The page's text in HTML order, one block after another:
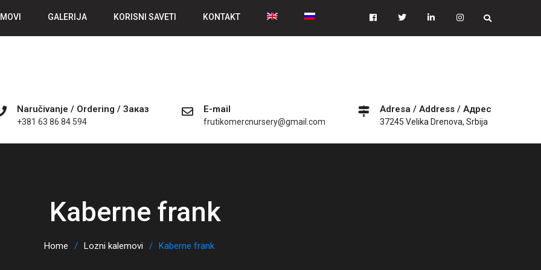
GALERIJA KORISNI SAVETI KONTAKT
Naručivanje / Ordering / Заказ
+381 63 86 84 594
E-mail
frutikomercnursery@gmail.com
Adresa / Address / Адрес
37245 Velika Drenova, Srbija
Kaberne frank
Home Lozni kalemovi Kaberne frank